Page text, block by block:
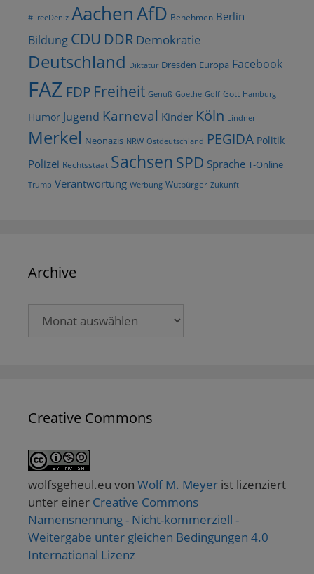
#FreeDeniz AachenAfD Benehmen Berlin
Bildung CDU DDR Demokratie
Deutschland Diktatur Dresden Europa Facebook
FAZ FDP Freiheit Genuß Goethe Golf Gott Hamburg
Humor Jugend Karneval Kinder Köln Lindner
Merkel Neonazis NRW Ostdeutschland PEGIDA Politik
Polizei Rechtsstaat Sachsen SPD Sprache T-Online
Trump Verantwortung Werbung Wutbürger Zukunft
Archive
Creative Commons
wolfsgeheul.eu von Wolf M. Meyer ist lizenziert
unter einer Creative Commons
Namensnennung - Nicht-kommerziell -
Weitergabe unter gleichen Bedingungen 4.0
International Lizenz